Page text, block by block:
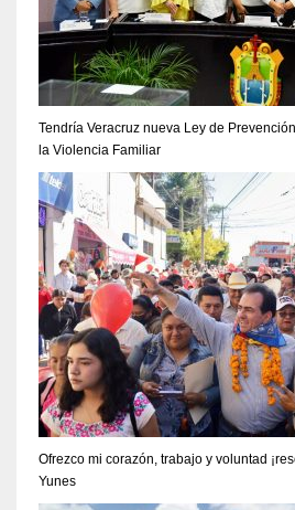
Tendría Veracruz nueva Ley de
la Violencia Familiar
Ofrezco mi corazón, trabajo y voluntad
Yunes